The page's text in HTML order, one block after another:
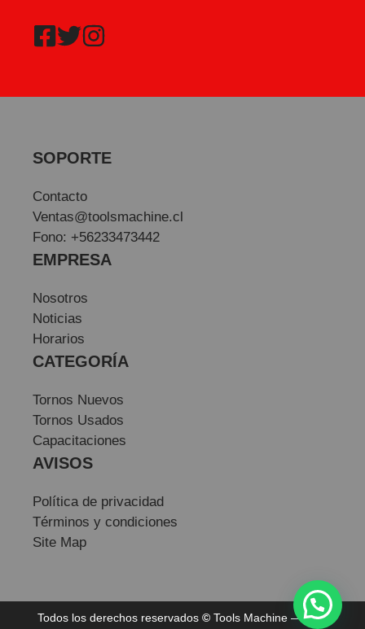
SOPORTE
Contacto
Ventas@toolsmachine.cl
Fono: +56233473442
EMPRESA
Nosotros
Noticias
Horarios
CATEGORÍA
Tornos Nuevos
Tornos Usados
Capacitaciones
AVISOS
Política de privacidad
Términos y condiciones
Site Map
Todos los derechos reservados © Tools Machine — Sitio